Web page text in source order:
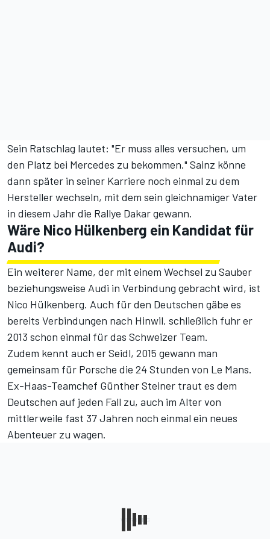
Sein Ratschlag lautet: "Er muss alles versuchen, um
den Platz bei Mercedes zu bekommen." Sainz könne
dann später in seiner Karriere noch einmal zu dem
Hersteller wechseln, mit dem sein gleichnamiger Vater
in diesem Jahr die Rallye Dakar gewann.
Wäre Nico Hülkenberg ein Kandidat für
Audi?
Ein weiterer Name, der mit einem Wechsel zu Sauber
beziehungsweise Audi in Verbindung gebracht wird, ist
Nico Hülkenberg. Auch für den Deutschen gäbe es
bereits Verbindungen nach Hinwil, schließlich fuhr er
2013 schon einmal für das Schweizer Team.
Zudem kennt auch er Seidl, 2015 gewann man
gemeinsam für Porsche die 24 Stunden von Le Mans.
Ex-Haas-Teamchef Günther Steiner traut es dem
Deutschen auf jeden Fall zu, auch im Alter von
mittlerweile fast 37 Jahren noch einmal ein neues
Abenteuer zu wagen.